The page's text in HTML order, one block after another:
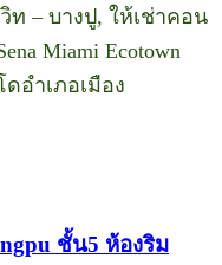
– บางปู, ให้เช่าคอน
Miami Ecotown
ดอำเภอเมือง
ชั้น5 ห้องริม